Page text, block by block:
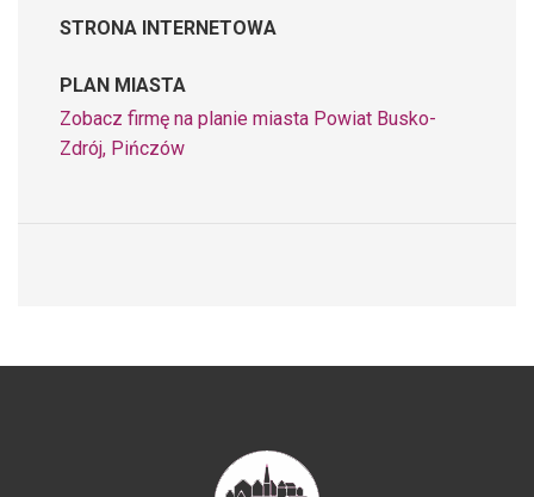
STRONA INTERNETOWA
PLAN MIASTA
Zobacz firmę na planie miasta Powiat Busko-
Zdrój, Pińczów